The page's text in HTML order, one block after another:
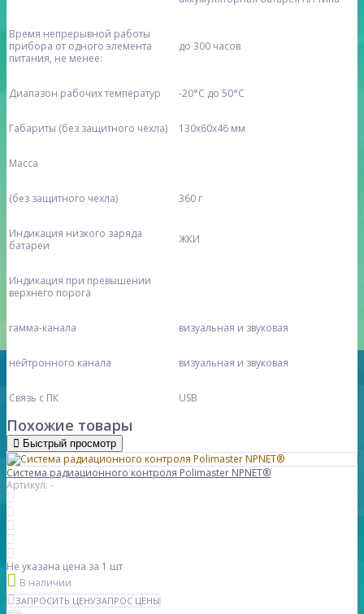
Время непрерывной работы
прибора от одного элемента
питания, не менее:
до 300 часов
Диапазон рабочих температур -20°С до 50°С
Габариты (без защитного чехла) 130х60х46 мм
Масса
(без защитного чехла) 360 г
Индикация низкого заряда
батареи
ЖКИ
Индикация при превышении
верхнего порога
гамма-канала визуальная и звуковая
нейтронного канала визуальная и звуковая
Связь с ПК USB
Похожие товары
Быстрый просмотр
Cистема радиационного контроля Polimaster NPNET®
Артикул: -
Не указана цена за 1 шт
В наличии
ЗАПРОСИТЬ ЦЕНУЗАПРОС ЦЕНЫ